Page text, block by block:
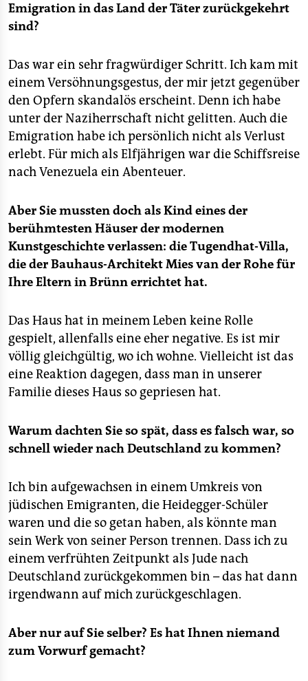
Emigration in das Land der Täter zurückgekehrt
sind?
Das war ein sehr fragwürdiger Schritt. Ich kam mit
einem Versöhnungsgestus, der mir jetzt gegenüber
den Opfern skandalös erscheint. Denn ich habe
unter der Naziherrschaft nicht gelitten. Auch die
Emigration habe ich persönlich nicht als Verlust
erlebt. Für mich als Elfjährigen war die Schiffsreise
nach Venezuela ein Abenteuer.
Aber Sie mussten doch als Kind eines der
berühmtesten Häuser der modernen
Kunstgeschichte verlassen: die Tugendhat-Villa,
die der Bauhaus-Architekt Mies van der Rohe für
Ihre Eltern in Brünn errichtet hat.
Das Haus hat in meinem Leben keine Rolle
gespielt, allenfalls eine eher negative. Es ist mir
völlig gleichgültig, wo ich wohne. Vielleicht ist das
eine Reaktion dagegen, dass man in unserer
Familie dieses Haus so gepriesen hat.
Warum dachten Sie so spät, dass es falsch war, so
schnell wieder nach Deutschland zu kommen?
Ich bin aufgewachsen in einem Umkreis von
jüdischen Emigranten, die Heidegger-Schüler
waren und die so getan haben, als könnte man
sein Werk von seiner Person trennen. Dass ich zu
einem verfrühten Zeitpunkt als Jude nach
Deutschland zurückgekommen bin – das hat dann
irgendwann auf mich zurückgeschlagen.
Aber nur auf Sie selber? Es hat Ihnen niemand
zum Vorwurf gemacht?